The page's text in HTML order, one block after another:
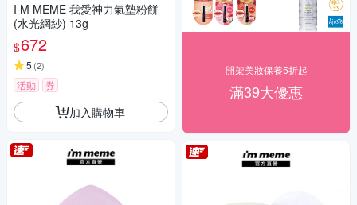
I M MEME 我愛神力氣墊粉餅
(水光網紗) 13g
$672
5 (2)
活動 券
加入購物車
開架美妝保養5折起
滿39大優惠